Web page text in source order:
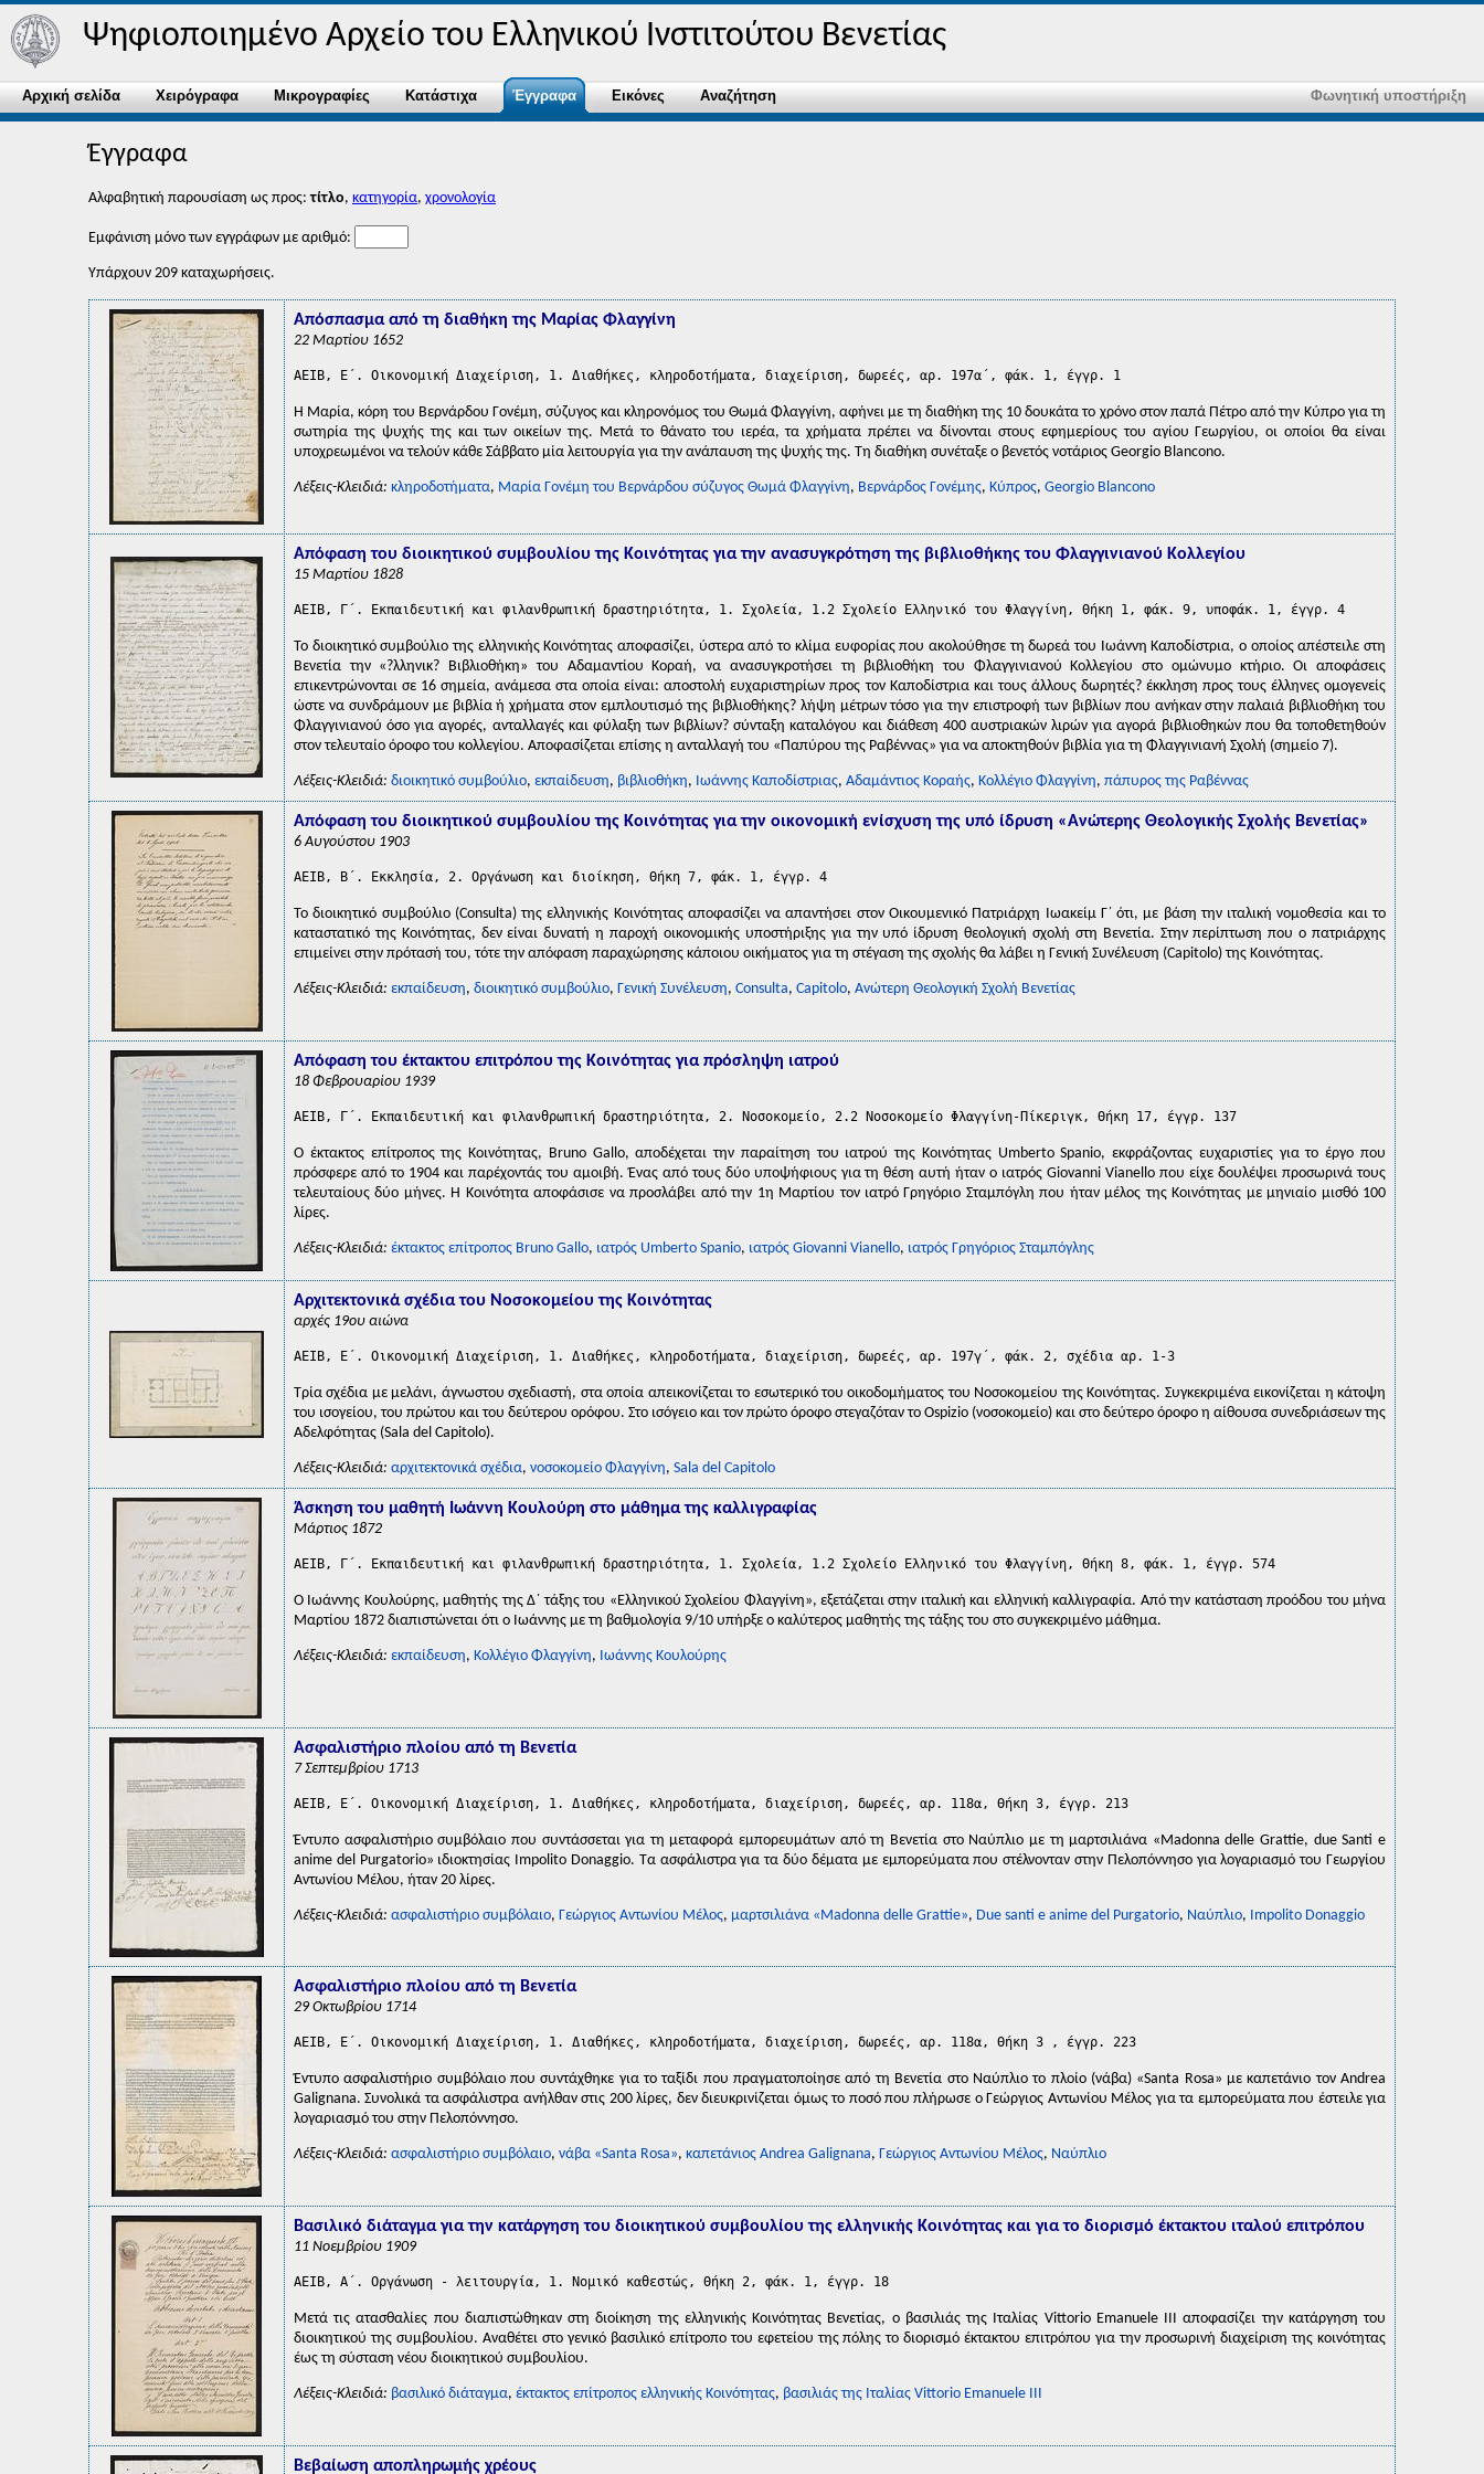
Ψηφιοποιημένο Αρχείο του Ελληνικού Ινστιτούτου Βενετίας
Αρχική σελίδα Χειρόγραφα Μικρογραφίες Κατάστιχα Έγγραφα Εικόνες Αναζήτηση Φωνητική υποστήριξη
Έγγραφα
Αλφαβητική παρουσίαση ως προς:τίτλο, κατηγορία, χρονολογία
Εμφάνιση μόνο των εγγράφων με αριθμό:
Υπάρχουν 209 καταχωρήσεις.
Απόσπασμα από τη διαθήκη της Μαρίας Φλαγγίνη
22 Μαρτίου 1652
AEIB, Ε΄. Οικονομική Διαχείριση, 1. Διαθήκες, κληροδοτήματα, διαχείριση, δωρεές, αρ. 197α΄, φάκ. 1, έγγρ. 1
Η Μαρία, κόρη του Βερνάρδου Γονέμη, σύζυγος και κληρονόμος του Θωμά Φλαγγίνη, αφήνει με τη διαθήκη της 10 δουκάτα το χρόνο στον παπά Πέτρο από την Κύπρο για τη
σωτηρία της ψυχής της και των οικείων της. Μετά το θάνατο του ιερέα, τα χρήματα πρέπει να δίνονται στους εφημερίους του αγίου Γεωργίου, οι οποίοι θα είναι
υποχρεωμένοι να τελούν κάθε Σάββατο μία λειτουργία για την ανάπαυση της ψυχής της. Τη διαθήκη συνέταξε ο βενετός νοτάριος Georgio Blancono.
Λέξεις-Κλειδιά: κληροδοτήματα, Μαρία Γονέμη του Βερνάρδου σύζυγος Θωμά Φλαγγίνη, Βερνάρδος Γονέμης, Κύπρος, Georgio Blancono
Απόφαση του διοικητικού συμβουλίου της Κοινότητας για την ανασυγκρότηση της βιβλιοθήκης του Φλαγγινιανού Κολλεγίου
15 Μαρτίου 1828
AEIB, Γ΄. Εκπαιδευτική και φιλανθρωπική δραστηριότητα, 1. Σχολεία, 1.2 Σχολείο Ελληνικό του Φλαγγίνη, Θήκη 1, φάκ. 9, υποφάκ. 1, έγγρ. 4
Το διοικητικό συμβούλιο της ελληνικής Κοινότητας αποφασίζει, ύστερα από το κλίμα ευφορίας που ακολούθησε τη δωρεά του Ιωάννη Καποδίστρια, ο οποίος απέστειλε στη
Βενετία την «?λληνικ? Βιβλιοθήκη» του Αδαμαντίου Κοραή, να ανασυγκροτήσει τη βιβλιοθήκη του Φλαγγινιανού Κολλεγίου στο ομώνυμο κτήριο. Οι αποφάσεις
επικεντρώνονται σε 16 σημεία, ανάμεσα στα οποία είναι: αποστολή ευχαριστηρίων προς τον Καποδίστρια και τους άλλους δωρητές? έκκληση προς τους έλληνες ομογενείς
ώστε να συνδράμουν με βιβλία ή χρήματα στον εμπλουτισμό της βιβλιοθήκης? λήψη μέτρων τόσο για την επιστροφή των βιβλίων που ανήκαν στην παλαιά βιβλιοθήκη του
Φλαγγινιανού όσο για αγορές, ανταλλαγές και φύλαξη των βιβλίων? σύνταξη καταλόγου και διάθεση 400 αυστριακών λιρών για αγορά βιβλιοθηκών που θα τοποθετηθούν
στον τελευταίο όροφο του κολλεγίου. Αποφασίζεται επίσης η ανταλλαγή του «Παπύρου της Ραβέννας» για να αποκτηθούν βιβλία για τη Φλαγγινιανή Σχολή (σημείο 7).
Λέξεις-Κλειδιά: διοικητικό συμβούλιο, εκπαίδευση, βιβλιοθήκη, Ιωάννης Καποδίστριας, Αδαμάντιος Κοραής, Κολλέγιο Φλαγγίνη, πάπυρος της Ραβέννας
Απόφαση του διοικητικού συμβουλίου της Κοινότητας για την οικονομική ενίσχυση της υπό ίδρυση «Ανώτερης Θεολογικής Σχολής Βενετίας»
6 Αυγούστου 1903
AEIB, Β΄. Εκκλησία, 2. Οργάνωση και διοίκηση, Θήκη 7, φάκ. 1, έγγρ. 4
Το διοικητικό συμβούλιο (Consulta) της ελληνικής Κοινότητας αποφασίζει να απαντήσει στον Οικουμενικό Πατριάρχη Ιωακείμ Γ΄ ότι, με βάση την ιταλική νομοθεσία και το
καταστατικό της Κοινότητας, δεν είναι δυνατή η παροχή οικονομικής υποστήριξης για την υπό ίδρυση θεολογική σχολή στη Βενετία. Στην περίπτωση που ο πατριάρχης
επιμείνει στην πρότασή του, τότε την απόφαση παραχώρησης κάποιου οικήματος για τη στέγαση της σχολής θα λάβει η Γενική Συνέλευση (Capitolo) της Κοινότητας.
Λέξεις-Κλειδιά: εκπαίδευση, διοικητικό συμβούλιο, Γενική Συνέλευση, Consulta, Capitolo, Ανώτερη Θεολογική Σχολή Βενετίας
Απόφαση του έκτακτου επιτρόπου της Kοινότητας για πρόσληψη ιατρού
18 Φεβρουαρίου 1939
AEIB, Γ΄. Εκπαιδευτική και φιλανθρωπική δραστηριότητα, 2. Νοσοκομείο, 2.2 Νοσοκομείο Φλαγγίνη-Πίκεριγκ, Θήκη 17, έγγρ. 137
O έκτακτος επίτροπος της Kοινότητας, Bruno Gallo, αποδέχεται την παραίτηση του ιατρού της Kοινότητας Umberto Spanio, εκφράζοντας ευχαριστίες για το έργο που
πρόσφερε από το 1904 και παρέχοντάς του αμοιβή. Ένας από τους δύο υποψήφιους για τη θέση αυτή ήταν ο ιατρός Giovanni Vianello που είχε δουλέψει προσωρινά τους
τελευταίους δύο μήνες. Η Κοινότητα αποφάσισε να προσλάβει από την 1η Mαρτίου τον ιατρό Γρηγόριο Σταμπόγλη που ήταν μέλος της Kοινότητας με μηνιαίο μισθό 100
λίρες.
Λέξεις-Κλειδιά: έκτακτος επίτροπος Bruno Gallo, ιατρός Umberto Spanio, ιατρός Giovanni Vianello, ιατρός Γρηγόριος Σταμπόγλης
Αρχιτεκτονικά σχέδια του Νοσοκομείου της Κοινότητας
αρχές 19ου αιώνα
AEIB, Ε΄. Οικονομική Διαχείριση, 1. Διαθήκες, κληροδοτήματα, διαχείριση, δωρεές, αρ. 197γ΄, φάκ. 2, σχέδια αρ. 1-3
Τρία σχέδια με μελάνι, άγνωστου σχεδιαστή, στα οποία απεικονίζεται το εσωτερικό του οικοδομήματος του Νοσοκομείου της Κοινότητας. Συγκεκριμένα εικονίζεται η κάτοψη
του ισογείου, του πρώτου και του δεύτερου ορόφου. Στο ισόγειο και τον πρώτο όροφο στεγαζόταν το Ospizio (νοσοκομείο) και στο δεύτερο όροφο η αίθουσα συνεδριάσεων της
Αδελφότητας (Sala del Capitolo).
Λέξεις-Κλειδιά: αρχιτεκτονικά σχέδια, νοσοκομείο Φλαγγίνη, Sala del Capitolo
Άσκηση του μαθητή Ιωάννη Κουλούρη στο μάθημα της καλλιγραφίας
Μάρτιος 1872
AEIB, Γ΄. Εκπαιδευτική και φιλανθρωπική δραστηριότητα, 1. Σχολεία, 1.2 Σχολείο Ελληνικό του Φλαγγίνη, Θήκη 8, φάκ. 1, έγγρ. 574
Ο Ιωάννης Κουλούρης, μαθητής της Δ΄ τάξης του «Ελληνικού Σχολείου Φλαγγίνη», εξετάζεται στην ιταλική και ελληνική καλλιγραφία. Από την κατάσταση προόδου του μήνα
Μαρτίου 1872 διαπιστώνεται ότι ο Ιωάννης με τη βαθμολογία 9/10 υπήρξε ο καλύτερος μαθητής της τάξης του στο συγκεκριμένο μάθημα.
Λέξεις-Κλειδιά: εκπαίδευση, Κολλέγιο Φλαγγίνη, Ιωάννης Κουλούρης
Ασφαλιστήριο πλοίου από τη Βενετία
7 Σεπτεμβρίου 1713
AEIB, Ε΄. Οικονομική Διαχείριση, 1. Διαθήκες, κληροδοτήματα, διαχείριση, δωρεές, αρ. 118α, Θήκη 3, έγγρ. 213
Έντυπο ασφαλιστήριο συμβόλαιο που συντάσσεται για τη μεταφορά εμπορευμάτων από τη Βενετία στο Ναύπλιο με τη μαρτσιλιάνα «Madonna delle Grattie, due Santi e
anime del Purgatorio» ιδιοκτησίας Impolito Donaggio. Τα ασφάλιστρα για τα δύο δέματα με εμπορεύματα που στέλνονταν στην Πελοπόννησο για λογαριασμό του Γεωργίου
Αντωνίου Μέλου, ήταν 20 λίρες.
Λέξεις-Κλειδιά: ασφαλιστήριο συμβόλαιο, Γεώργιος Αντωνίου Μέλος, μαρτσιλιάνα «Madonna delle Grattie», Due santi e anime del Purgatorio, Ναύπλιο, Impolito Donaggio
Ασφαλιστήριο πλοίου από τη Βενετία
29 Οκτωβρίου 1714
AEIB, Ε΄. Οικονομική Διαχείριση, 1. Διαθήκες, κληροδοτήματα, διαχείριση, δωρεές, αρ. 118α, Θήκη 3 , έγγρ. 223
Έντυπο ασφαλιστήριο συμβόλαιο που συντάχθηκε για το ταξίδι που πραγματοποίησε από τη Βενετία στο Ναύπλιο το πλοίο (νάβα) «Santa Rosa» με καπετάνιο τον Andrea
Galignana. Συνολικά τα ασφάλιστρα ανήλθαν στις 200 λίρες, δεν διευκρινίζεται όμως το ποσό που πλήρωσε ο Γεώργιος Αντωνίου Μέλος για τα εμπορεύματα που έστειλε για
λογαριασμό του στην Πελοπόννησο.
Λέξεις-Κλειδιά: ασφαλιστήριο συμβόλαιο, νάβα «Santa Rosa», καπετάνιος Andrea Galignana, Γεώργιος Αντωνίου Μέλος, Ναύπλιο
Βασιλικό διάταγμα για την κατάργηση του διοικητικού συμβουλίου της ελληνικής Κοινότητας και για το διορισμό έκτακτου ιταλού επιτρόπου
11 Νοεμβρίου 1909
AEIB, Α΄. Οργάνωση - λειτουργία, 1. Νομικό καθεστώς, Θήκη 2, φάκ. 1, έγγρ. 18
Μετά τις ατασθαλίες που διαπιστώθηκαν στη διοίκηση της ελληνικής Κοινότητας Βενετίας, ο βασιλιάς της Ιταλίας Vittorio Emanuele III αποφασίζει την κατάργηση του
διοικητικού της συμβουλίου. Αναθέτει στο γενικό βασιλικό επίτροπο του εφετείου της πόλης το διορισμό έκτακτου επιτρόπου για την προσωρινή διαχείριση της κοινότητας
έως τη σύσταση νέου διοικητικού συμβουλίου.
Λέξεις-Κλειδιά: βασιλικό διάταγμα, έκτακτος επίτροπος ελληνικής Κοινότητας, βασιλιάς της Ιταλίας Vittorio Emanuele III
Βεβαίωση αποπληρωμής χρέους